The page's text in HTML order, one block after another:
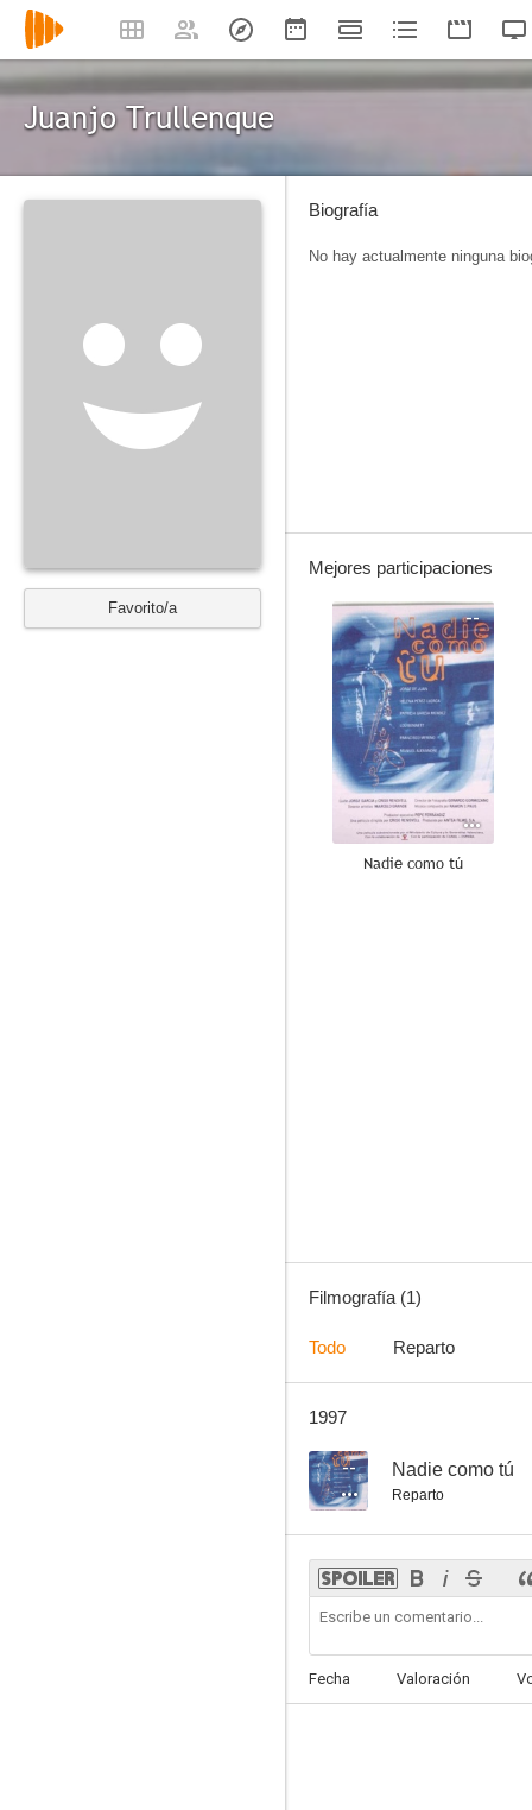
Juanjo Trullenque
Favorito/a
Biografía
No hay actualmente ninguna
Mejores participaciones
--
Nadie como tú
Filmografía (1)
Todo Reparto
1997
-- Nadie como tú
Reparto
Fecha Valoración